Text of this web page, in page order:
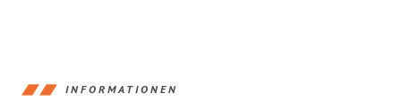
INFORMATIONEN